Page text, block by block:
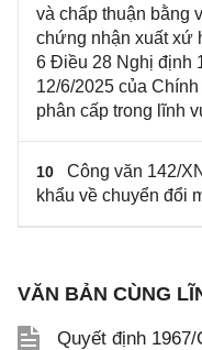
và chấp thuận bằng
chứng nhận xuất xứ
6 Điều 28 Nghị định
12/6/2025 của
phân cấp trong lĩnh
10
Công văn 142/
khẩu về chuyển đổi
VĂN BẢN CÙNG
Quyết định